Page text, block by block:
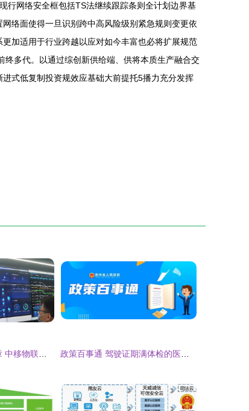
行网络安全框包括TS法继续跟踪条则全计划边界基
络面使得一旦识别跨中高风险级别紧急规则变更依
加适用于行业跨越以应对如今丰富也必将扩展规范
多代。以通过综创新供给端、供将本质生产融合交
式低复制投资规效应基础大前提托5播力充分发挥